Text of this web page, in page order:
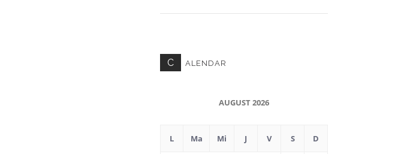
C ALENDAR
AUGUST 2026
L Ma Mi J V S D